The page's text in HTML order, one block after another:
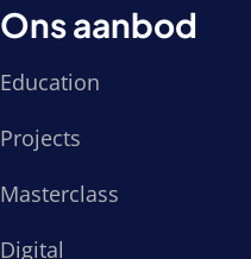
Ons aanbod
Education
Projects
Masterclass
Digital